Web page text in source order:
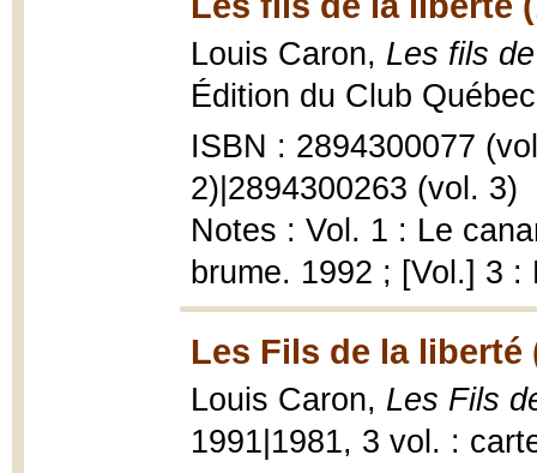
Louis Caron, Les fils
Édition du Club
ISBN : 2894300077
2)|2894300263 (vol. 3)
Notes : Vol. 1 : Le
brume. 1992 ; [Vol.] 3
Les Fils de la liberté
Louis Caron, Les Fils
1991|1981, 3 vol. :